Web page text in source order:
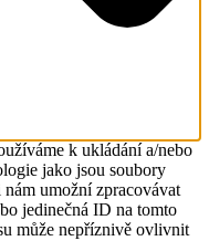
k ukládání a/nebo
jako jsou soubory
umožní zpracovávat
jedinečná ID na tomto
může nepříznivě ovlivnit